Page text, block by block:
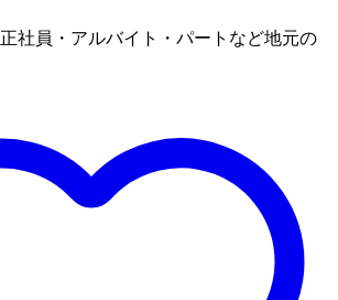
正社員・アルバイト・パートなど地元の